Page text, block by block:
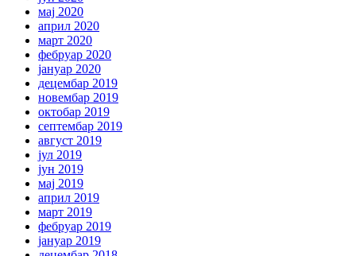
мај 2020
април 2020
март 2020
фебруар 2020
јануар 2020
децембар 2019
новембар 2019
октобар 2019
септембар 2019
август 2019
јул 2019
јун 2019
мај 2019
април 2019
март 2019
фебруар 2019
јануар 2019